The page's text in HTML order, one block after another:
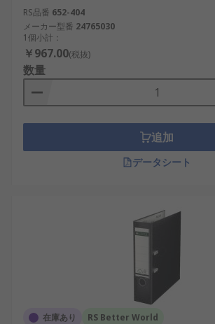
RS品番 652-404
メーカー型番 24765030
1個小計：
￥967.00(税抜)
数量
追加
データシート
在庫あり RS Better World